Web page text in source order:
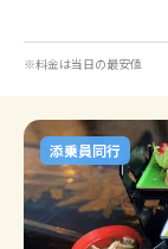
※料金は当日の最安値
添乗員同行